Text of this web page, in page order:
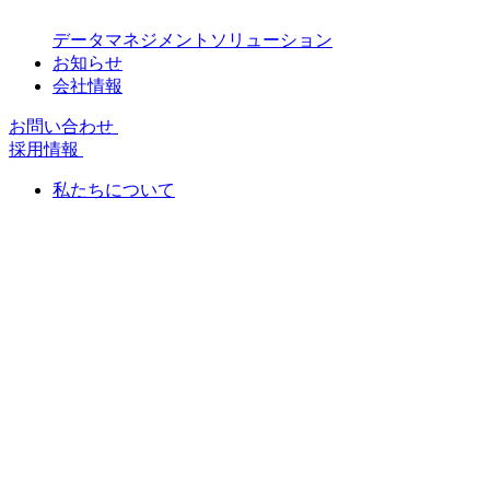
データマネジメントソリューション
お知らせ
会社情報
お問い合わせ
採用情報
私たちについて